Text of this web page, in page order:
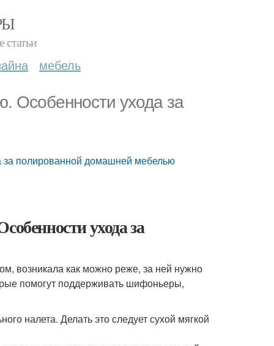
статьи
мебель
Особенности ухода за
за полированной домашней мебелью
ухода за
возникала как можно реже, за ней нужно
помогут поддерживать шифоньеры,
налета. Делать это следует сухой мягкой